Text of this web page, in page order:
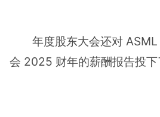
年度股东大会还对
会 2025 财年的薪酬报告投下